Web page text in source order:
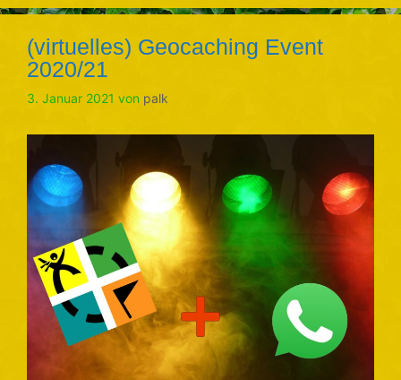
(virtuelles) Geocaching Event
2020/21
3. Januar 2021 von palk